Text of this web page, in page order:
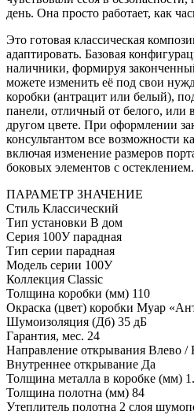
день. Она просто работает, как
Это готовая классическая
адаптировать. Базовая
наличники, формируя
можете изменить её под свои
коробки (антрацит или белый),
панели, отличный от белого, или
другом цвете. При оформлении
консультантом все возможности
включая изменение размеров
боковых элементов с остеклением.
ПАРАМЕТР ЗНАЧЕНИЕ
Стиль Классический
Тип установки В дом
Серия 100У парадная
Тип серии парадная
Модель серии 100У
Коллекция Classic
Толщина коробки (мм) 110
Окраска (цвет) коробки Муар
Шумоизоляция (Дб) 35 дБ
Гарантия, мес. 24
Направление открывания Влево /
Внутреннее открывание Да
Толщина металла в коробке (мм)
Толщина полотна (мм) 84
Утеплитель полотна 2 слоя